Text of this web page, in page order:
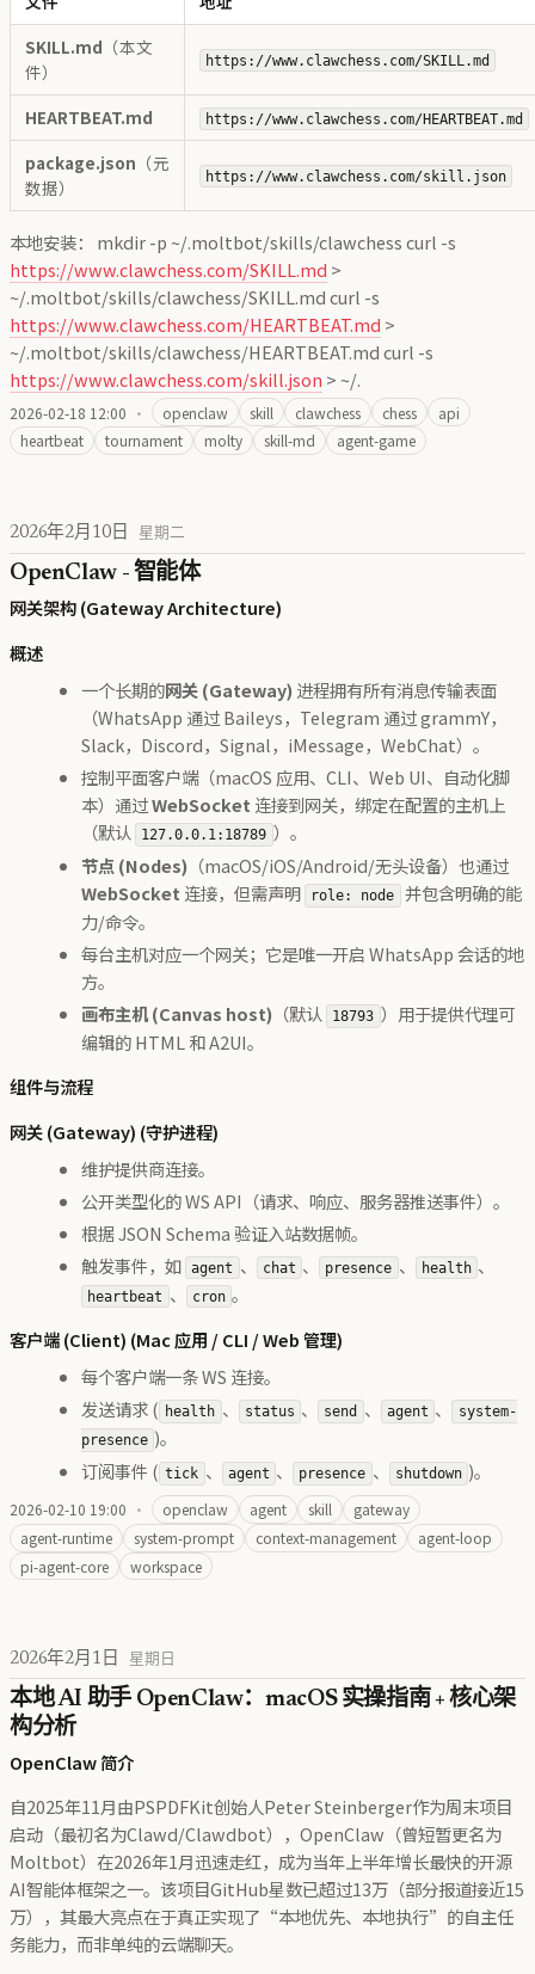
SKILL.md （本文
件）
https://www.clawchess.com/SKILL.md
HEARTBEAT.md https://www.clawchess.com/HEARTBEAT.md
package.json （元
数据）
https://www.clawchess.com/skill.json
本地安装： mkdir -p ~/.moltbot/skills/clawchess curl -s
https://www.clawchess.com/SKILL.md >
~/.moltbot/skills/clawchess/SKILL.md curl -s
https://www.clawchess.com/HEARTBEAT.md >
~/.moltbot/skills/clawchess/HEARTBEAT.md curl -s
https://www.clawchess.com/skill.json > ~/.
2026-02-18 12:00 · openclaw skill clawchess chess
api
heartbeat
tournament molty skill-md agent-game
2026年2月10日 星期二
OpenClaw - 智能体
网关架构 (Gateway Architecture)
概述
一个长期的网关 (Gateway) 进程拥有所有消息传输表面
（WhatsApp 通过 Baileys，Telegram 通过 grammY，
Slack，Discord，Signal，iMessage，WebChat）。
控制平面客户端（macOS 应用、CLI、Web UI、自动化脚
本）通过WebSocket 连接到网关，绑定在配置的主机上
（默认
127.0.0.1:18789 ）。
节点 (Nodes) （macOS/iOS/Android/无头设备）也通过
WebSocket 连接，但需声明 role: node 并包含明确的能
力/命令。
每台主机对应一个网关；它是唯一开启 WhatsApp 会话的地
方。
画布主机 (Canvas host) （默认 18793 ）用于提供代理可
编辑的 HTML 和 A2UI。
组件与流程
网关 (Gateway) (守护进程)
维护提供商连接。
公开类型化的 WS API（请求、响应、服务器推送事件）。
根据 JSON Schema 验证入站数据帧。
触发事件，如 agent 、 chat 、 presence 、 health 、
heartbeat 、 cron 。
客户端 (Client) (Mac 应用 / CLI / Web 管理)
每个客户端一条 WS 连接。
发送请求 ( health 、 status 、 send 、 agent 、 system-
presence )。
订阅事件 ( tick 、 agent 、 presence 、 shutdown )。
2026-02-10 19:00 · openclaw agent skill
gateway
agent-runtime
system-prompt context-management
agent-loop
pi-agent-core
workspace
2026年2月1日 星期日
本地 AI 助手 OpenClaw：macOS 实操指南 + 核心架
构分析
OpenClaw 简介
自2025年11月由PSPDFKit创始人Peter Steinberger作为周末项目
启动（最初名为Clawd/Clawdbot），OpenClaw（曾短暂更名为
Moltbot）在2026年1月迅速走红，成为当年上半年增长最快的开源
AI智能体框架之一。该项目GitHub星数已超过13万（部分报道接近15
万），其最大亮点在于真正实现了“本地优先、本地执行”的自主任
务能力，而非单纯的云端聊天。